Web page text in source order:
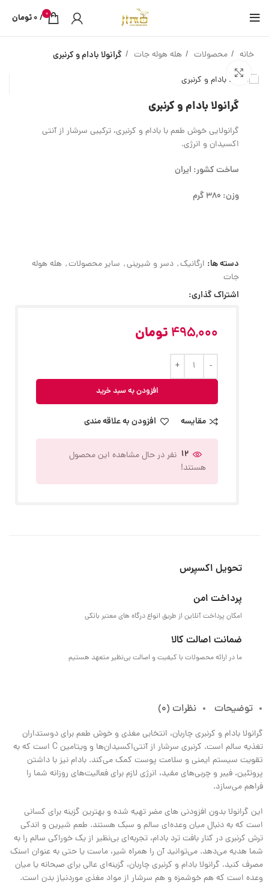
0
/
0تومان
خانه محصولات هله هوله جات گرانولا بادام و کرنبری
گرانولا بادام و کرنبری
گرانولایی خوش‌ طعم با بادام و کرنبری، ترکیبی سرشار از آنتی‌
اکسیدان و انرژی.
ساخت کشور: ایران
وزن: 380 گرم
دسته ها: ارگانیک, دسر و شیرینی, سایر محصولات, هله هوله
جات
اشتراک گذاری:
495,000 تومان
افزودن به سبد خرید
مقایسه افزودن به علاقه مندی
12 نفر در حال مشاهده این محصول
هستند!
تحویل اکسپرس
پرداخت امن
امکان پرداخت آنلاین از طریق انواع درگاه های معتبر بانکی
ضمانت اصالت کالا
ما در ارائه محصولات با کیفیت و اصالت بی‌نظیر متعهد هستیم
توضیحات نظرات (0)
گرانولا بادام و کرنبری چاربان، انتخابی مغذی و خوش‌ طعم برای دوستداران
تغذیه سالم است. کرنبری سرشار از آنتی‌اکسیدان‌ها و ویتامین C است که به
تقویت سیستم ایمنی و سلامت پوست کمک می‌کند. بادام نیز با داشتن
پروتئین، فیبر و چربی‌های مفید، انرژی لازم برای فعالیت‌های روزانه شما را
فراهم می‌سازد.
این گرانولا بدون افزودنی‌ های مضر تهیه شده و بهترین گزینه برای کسانی
است که به دنبال میان‌ وعده‌ای سالم و سبک هستند. طعم شیرین و اندکی
ترش کرنبری در کنار بافت ترد بادام، تجربه‌ای بی‌نظیر از یک خوراکی سالم را به
شما هدیه می‌دهد. می‌توانید آن را همراه شیر، ماست یا حتی به‌ عنوان اسنک
مصرف کنید. گرانولا بادام و کرنبری چاربان، گزینه‌ای عالی برای صبحانه یا میان‌
وعده است که هم خوشمزه و هم سرشار از مواد مغذی موردنیاز بدن است.